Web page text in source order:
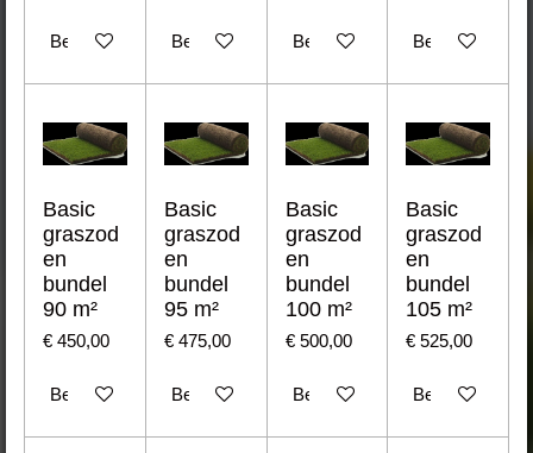
Bekijk details Bekijk details Bekijk details Bekijk details
Basic
graszod
en
bundel
90 m²
€ 450,00
Bekijk details
Basic
graszod
en
bundel
95 m²
€ 475,00
Bekijk details
Basic
graszod
en
bundel
100 m²
€ 500,00
Bekijk details
Basic
graszod
en
bundel
105 m²
€ 525,00
Bekijk details